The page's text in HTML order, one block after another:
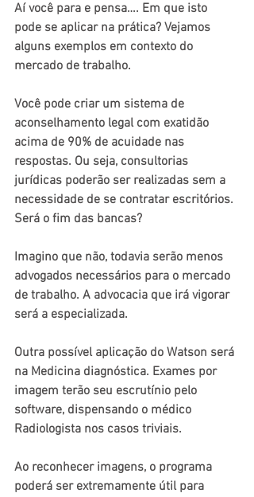
Aí você para e pensa…. Em que isto
pode se aplicar na prática? Vejamos
alguns exemplos em contexto do
mercado de trabalho.
Você pode criar um sistema de
aconselhamento legal com exatidão
acima de 90% de acuidade nas
respostas. Ou seja, consultorias
jurídicas poderão ser realizadas sem a
necessidade de se contratar escritórios.
Será o fim das bancas?
Imagino que não, todavia serão menos
advogados necessários para o mercado
de trabalho. A advocacia que irá vigorar
será a especializada.
Outra possível aplicação do Watson será
na Medicina diagnóstica. Exames por
imagem terão seu escrutínio pelo
software, dispensando o médico
Radiologista nos casos triviais.
Ao reconhecer imagens, o programa
poderá ser extremamente útil para